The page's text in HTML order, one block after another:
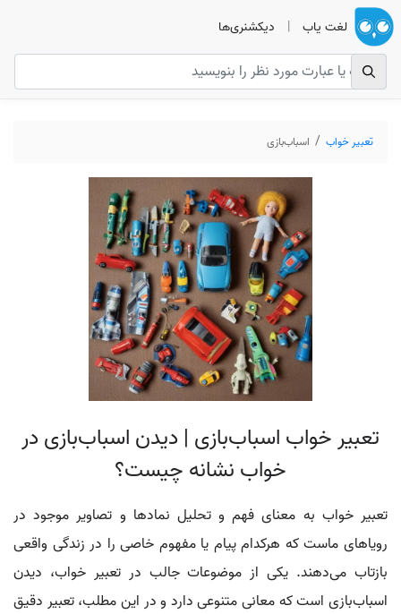
لغت یاب | دیکشنری‌ها
تعبیر خواب اسباب‌بازی
تعبیر خواب اسباب‌بازی | دیدن اسباب‌بازی در
خواب نشانه چیست؟
تعبیر خواب به معنای فهم و تحلیل نمادها و تصاویر موجود در
رویاهای ماست که هرکدام پیام یا مفهوم خاصی را در زندگی واقعی
بازتاب می‌دهند. یکی از موضوعات جالب در تعبیر خواب، دیدن
اسباب‌بازی است که معانی متنوعی دارد و در این مطلب، تعبیر دقیق